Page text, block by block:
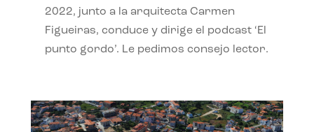
2022, junto a la arquitecta Carmen
Figueiras, conduce y dirige el podcast ‘El
punto gordo’. Le pedimos consejo lector.